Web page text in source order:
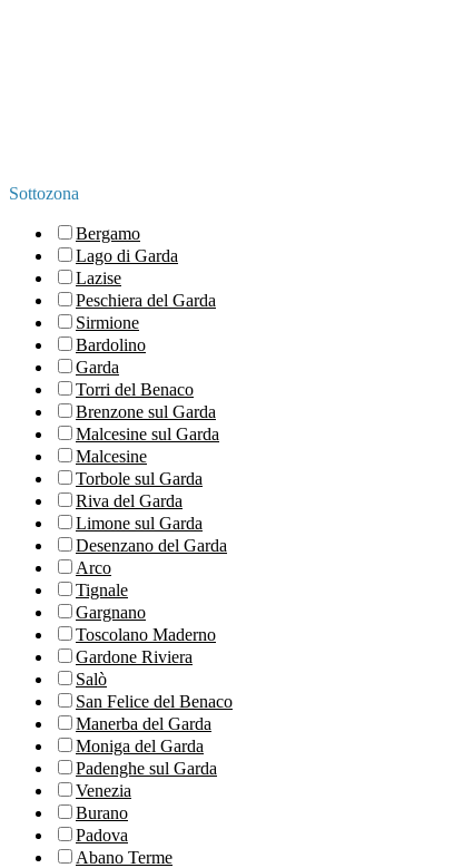
Sottozona
Bergamo
Lago di Garda
Lazise
Peschiera del Garda
Sirmione
Bardolino
Garda
Torri del Benaco
Brenzone sul Garda
Malcesine sul Garda
Malcesine
Torbole sul Garda
Riva del Garda
Limone sul Garda
Desenzano del Garda
Arco
Tignale
Gargnano
Toscolano Maderno
Gardone Riviera
Salò
San Felice del Benaco
Manerba del Garda
Moniga del Garda
Padenghe sul Garda
Venezia
Burano
Padova
Abano Terme